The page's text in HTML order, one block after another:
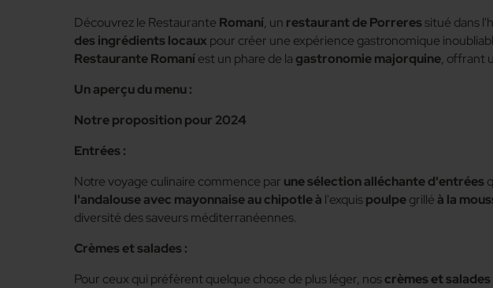
Découvrez le Restaurante Romaní, un restaurant de Porreressitué dans
des ingrédients locauxpour créer une expérience gastronomique
RestauranteRomaníest un phare de la gastronomie majorquine, offrant
Un aperçu du menu :
Notre proposition pour 2024
Entrées :
Notre voyage culinaire commence par une sélection alléchante d'entrées
l'andalouse avec mayonnaise au chipotle à l'exquispoulpegrillé à la
diversité des saveurs méditerranéennes.
Crèmes et salades :
Pour ceux qui préfèrent quelque chose de plus léger, noscrèmes et